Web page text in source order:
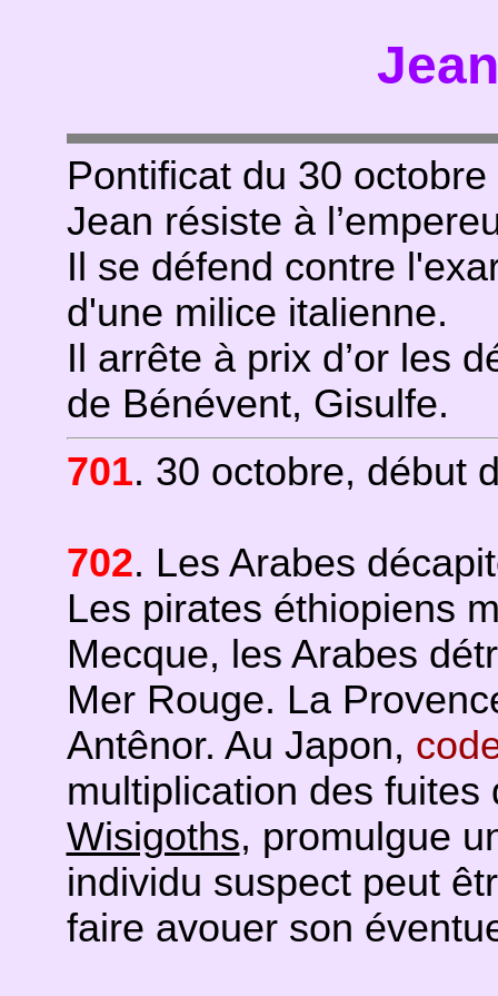
Pontificat du 30
Jean résiste à
Il se défend contre
d'une milice italienne.
Il arrête à prix d’or les
de Bénévent, Gisulfe.
701. 30 octobre, début
702. Les Arabes
Les pirates éthiopiens
Mecque, les Arabes
Mer Rouge. La
Antênor. Au Japon,
multiplication des
Wisigoths, promulgue
individu suspect peut
faire avouer son